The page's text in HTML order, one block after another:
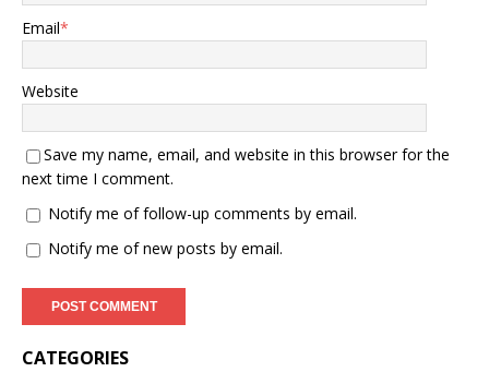
Email*
Website
Save my name, email, and website in this browser for the
next time I comment.
Notify me of follow-up comments by email.
Notify me of new posts by email.
CATEGORIES